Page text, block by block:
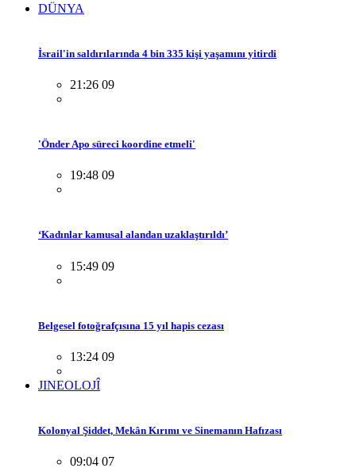
DÜNYA
İsrail'in saldırılarında 4 bin 335 kişi yaşamını yitirdi
21:26 09
'Önder Apo süreci koordine etmeli'
19:48 09
‘Kadınlar kamusal alandan uzaklaştırıldı’
15:49 09
Belgesel fotoğrafçısına 15 yıl hapis cezası
13:24 09
JINEOLOJÎ
Kolonyal Şiddet, Mekân Kırımı ve Sinemanın Hafızası
09:04 07